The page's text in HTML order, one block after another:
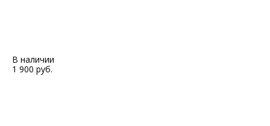
В наличии
1 900 руб.